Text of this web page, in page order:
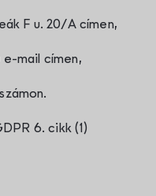
F u. 20/A címen,
mail címen,
6. cikk (1)